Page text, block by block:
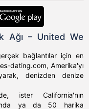
Ağı – United We
bağlantılar için en
dating.com, Amerika'yı
denizden denize
ister California'nın
ya da 50 harika